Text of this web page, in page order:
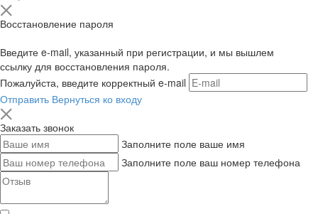
Восстановление пароля
Введите e-mail, указанный при регистрации, и мы вышлем
ссылку для восстановления пароля.
Пожалуйста, введите корректный e-mail
Отправить Вернуться ко входу
Заказать звонок
Заполните поле ваше имя
Заполните поле ваш номер телефона